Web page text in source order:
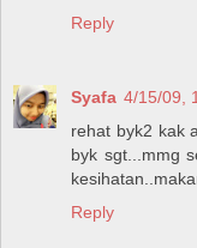
Reply
Syafa 4/15/09,
rehat byk2 kak
byk sgt...mmg
Reply